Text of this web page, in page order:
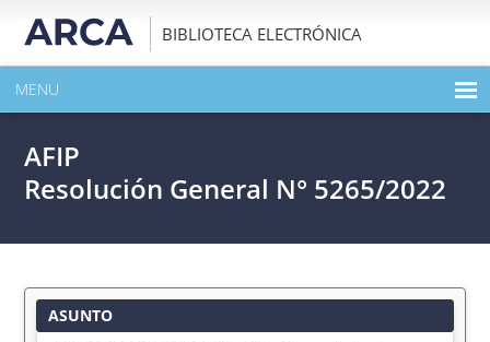
BIBLIOTECA ELECTRÓNICA
MENU
EXPANDIR TODO EL CONTENIDO DE LA PUBLICACIÓN
AFIP
Resolución General N° 5265/2022
ASUNTO